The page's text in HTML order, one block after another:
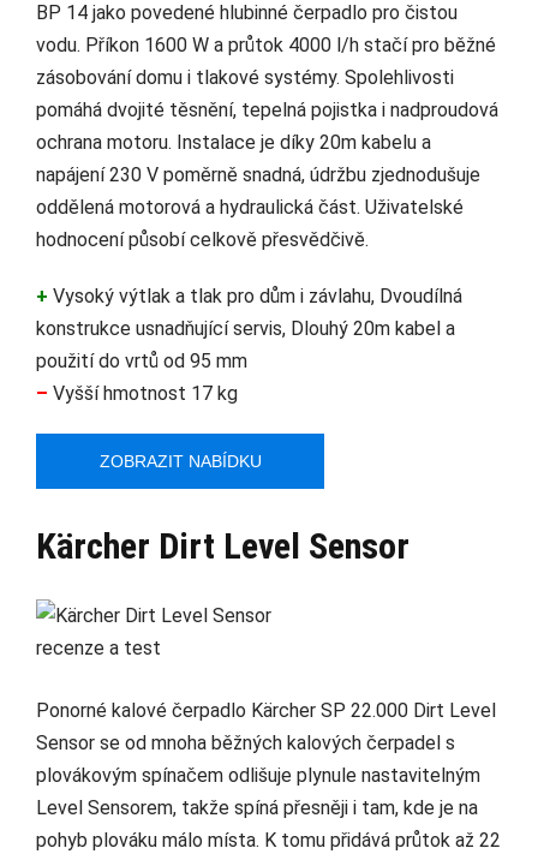
BP 14 jako povedené hlubinné čerpadlo pro čistou
vodu. Příkon 1600 W a průtok 4000 l/h stačí pro běžné
zásobování domu i tlakové systémy. Spolehlivosti
pomáhá dvojité těsnění, tepelná pojistka i nadproudová
ochrana motoru. Instalace je díky 20m kabelu a
napájení 230 V poměrně snadná, údržbu zjednodušuje
oddělená motorová a hydraulická část. Uživatelské
hodnocení působí celkově přesvědčivě.
+ Vysoký výtlak a tlak pro dům i závlahu, Dvoudílná
konstrukce usnadňující servis, Dlouhý 20m kabel a
použití do vrtů od 95 mm
– Vyšší hmotnost 17 kg
ZOBRAZIT NABÍDKU
Kärcher Dirt Level Sensor
Ponorné kalové čerpadlo Kärcher SP 22.000 Dirt Level
Sensor se od mnoha běžných kalových čerpadel s
plovákovým spínačem odlišuje plynule nastavitelným
Level Sensorem, takže spíná přesněji i tam, kde je na
pohyb plováku málo místa. K tomu přidává průtok až 22